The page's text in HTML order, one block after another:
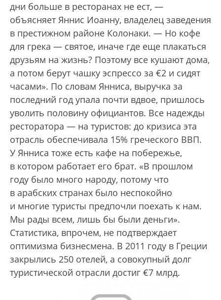
дни больше в ресторанах не ест, —
объясняет Яннис Иоанну, владелец заведения
в престижном районе Колонаки. — Но кофе
для грека — святое, иначе где еще плакаться
друзьям на жизнь? Поэтому все кушают дома,
а потом берут чашку эспрессо за €2 и сидят
часами». По словам Янниса, выручка за
последний год упала почти вдвое, пришлось
уволить половину официантов. Все надежды
ресторатора — на туристов: до кризиса эта
отрасль обеспечивала 15% греческого ВВП.
У Янниса тоже есть кафе на побережье,
в котором работает его брат. «В прошлом
году было много народу, потому что
в арабских странах было неспокойно
и многие туристы предпочли поехать к нам.
Мы рады всем, лишь бы были деньги».
Статистика, впрочем, не подтверждает
оптимизма бизнесмена. В 2011 году в Греции
закрылись 250 отелей, а совокупный долг
туристической отрасли достиг €7 млрд.